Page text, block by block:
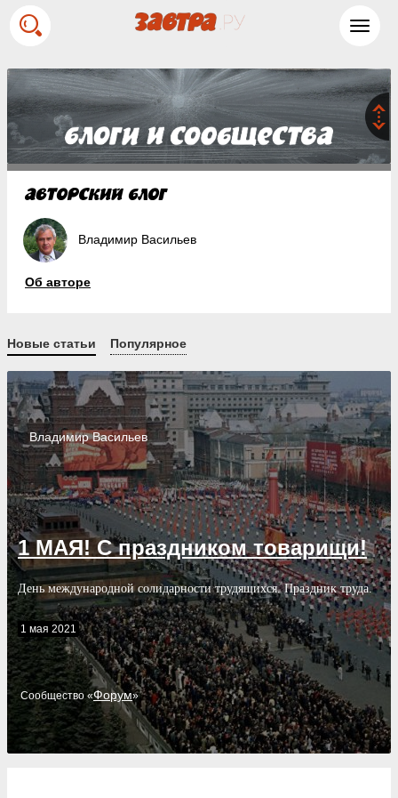
Владимир Васильев
Об авторе
Новые статьи Популярное
ВладимирВасильев
Cообщество «Форум»
1 МАЯ! С праздником товарищи!
День международной солидарности трудящихся. Праздник труда.
1 мая 2021